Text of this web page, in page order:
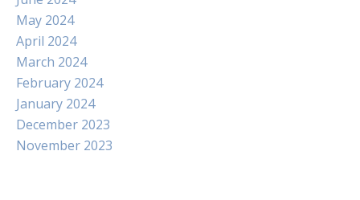
May 2024
April 2024
March 2024
February 2024
January 2024
December 2023
November 2023